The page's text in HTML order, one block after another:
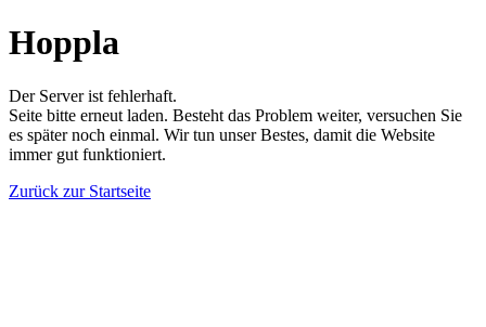
Hoppla
Der Server ist fehlerhaft.
Seite bitte erneut laden. Besteht das Problem weiter, versuchen Sie
es später noch einmal. Wir tun unser Bestes, damit die Website
immer gut funktioniert.
Zurück zur Startseite